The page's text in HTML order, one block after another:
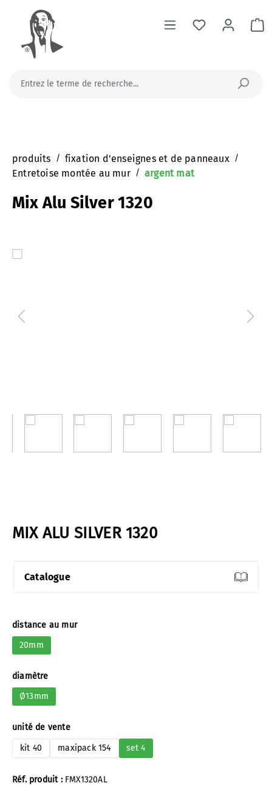
principal
produits / fixation d'enseignes et de panneaux /
Entretoise montée au mur / argent mat
Mix Alu Silver 1320
MIX ALU SILVER 1320
Catalogue
Réf. produit : FMX1320AL
Sélectionnez
distance au mur
20mm
Sélectionnez
diamètre
Ø13mm
Sélectionnez
unité de vente
kit 40
maxipack 154 set 4